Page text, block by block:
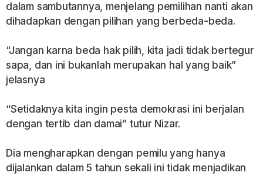
dalam sambutannya, menjelang pemilihan nanti akan
dihadapkan dengan pilihan yang berbeda-beda.
“Jangan karna beda hak pilih, kita jadi tidak bertegur
sapa, dan ini bukanlah merupakan hal yang baik”
jelasnya
“Setidaknya kita ingin pesta demokrasi ini berjalan
dengan tertib dan damai” tutur Nizar.
Dia mengharapkan dengan pemilu yang hanya
dijalankan dalam 5 tahun sekali ini tidak menjadikan